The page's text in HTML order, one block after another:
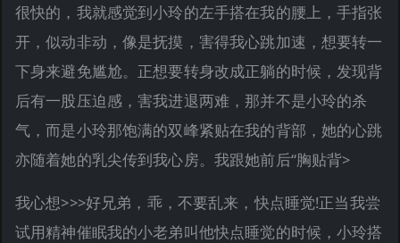
很快的，我就感觉到小玲的左手搭在我的腰上，手指张
开，似动非动，像是抚摸，害得我心跳加速，想要转一
下身来避免尴尬。正想要转身改成正躺的时候，发现背
后有一股压迫感，害我进退两难，那并不是小玲的杀
气，而是小玲那饱满的双峰紧贴在我的背部，她的心跳
亦随着她的乳尖传到我心房。我跟她前后“胸贴背>
我心想>>>好兄弟，乖，不要乱来，快点睡觉!正当我尝
试用精神催眠我的小老弟叫他快点睡觉的时候，小玲搭